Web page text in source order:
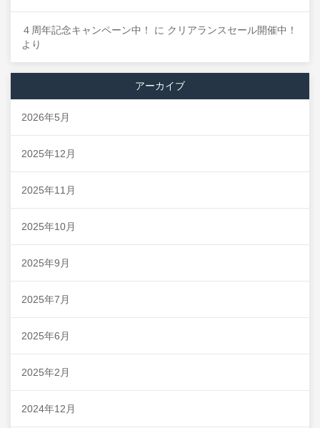
４周年記念キャンペーン中！ に クリアランスセール開催中！
より
アーカイブ
2026年5月
2025年12月
2025年11月
2025年10月
2025年9月
2025年7月
2025年6月
2025年2月
2024年12月